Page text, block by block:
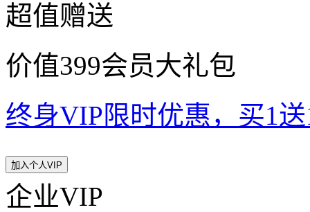
超值赠送
价值399会员大礼包
终身VIP限时优惠，买1
加入个人VIP
企业VIP